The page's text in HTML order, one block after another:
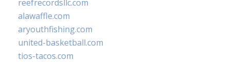
reefrecordsllc.com
alawaffle.com
aryouthfishing.com
united-basketball.com
tios-tacos.com